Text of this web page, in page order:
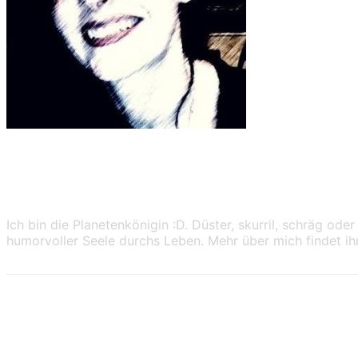
Ich bin die Planetenkönigin :D. Düster, skurril, schräg
humorvoller Seele durchs Leben. Mehr über mich findet